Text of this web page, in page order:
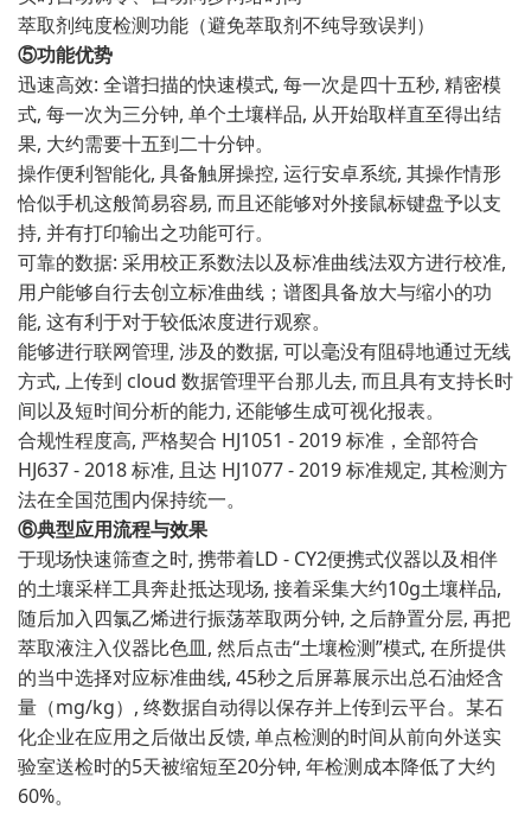
萃取剂纯度检测功能（避免萃取剂不纯导致误判）
⑤功能优势
迅速高效: 全谱扫描的快速模式, 每一次是四十五秒, 精密模
式, 每一次为三分钟, 单个土壤样品, 从开始取样直至得出结
果, 大约需要十五到二十分钟。
操作便利智能化, 具备触屏操控, 运行安卓系统, 其操作情形
恰似手机这般简易容易, 而且还能够对外接鼠标键盘予以支
持, 并有打印输出之功能可行。
可靠的数据: 采用校正系数法以及标准曲线法双方进行校准,
用户能够自行去创立标准曲线；谱图具备放大与缩小的功
能, 这有利于对于较低浓度进行观察。
能够进行联网管理, 涉及的数据, 可以毫没有阻碍地通过无线
方式, 上传到 cloud 数据管理平台那儿去, 而且具有支持长时
间以及短时间分析的能力, 还能够生成可视化报表。
合规性程度高, 严格契合 HJ1051 - 2019 标准，全部符合
HJ637 - 2018 标准, 且达 HJ1077 - 2019 标准规定, 其检测方
法在全国范围内保持统一。
⑥典型应用流程与效果
于现场快速筛查之时, 携带着LD - CY2便携式仪器以及相伴
的土壤采样工具奔赴抵达现场, 接着采集大约10g土壤样品,
随后加入四氯乙烯进行振荡萃取两分钟, 之后静置分层, 再把
萃取液注入仪器比色皿, 然后点击“土壤检测”模式, 在所提供
的当中选择对应标准曲线, 45秒之后屏幕展示出总石油烃含
量（mg/kg）, 终数据自动得以保存并上传到云平台。某石
化企业在应用之后做出反馈, 单点检测的时间从前向外送实
验室送检时的5天被缩短至20分钟, 年检测成本降低了大约
60%。